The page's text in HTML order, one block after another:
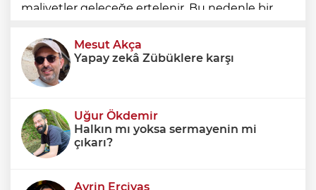
maliyetler geleceğe ertelenir. Bu nedenle bir
yalnızca bütçe açığına veya resmi borç stok
Mesut Akça
Yapay zekâ Zübüklere karşı
Uğur Ökdemir
Halkın mı yoksa sermayenin mi
çıkarı?
Ayrin Erciyas